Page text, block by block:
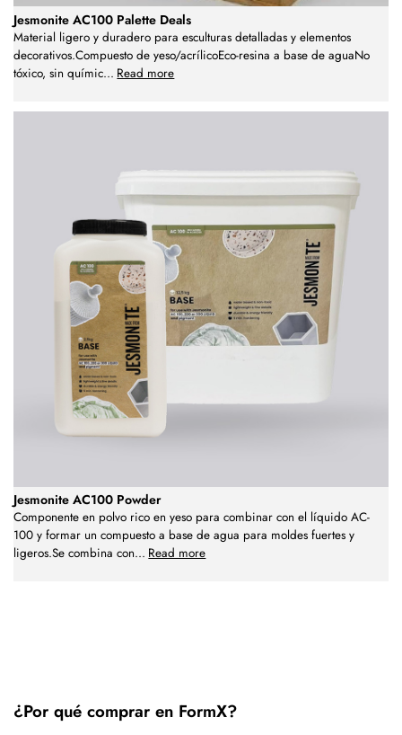
Jesmonite AC100 Palette Deals
Material ligero y duradero para esculturas detalladas y elementos
decorativos.Compuesto de yeso/acrílicoEco-resina a base de aguaNo
tóxico, sin químic... Read more
Jesmonite AC100 Powder
Componente en polvo rico en yeso para combinar con el líquido AC-
100 y formar un compuesto a base de agua para moldes fuertes y
ligeros.Se combina con... Read more
¿Por qué comprar en FormX?